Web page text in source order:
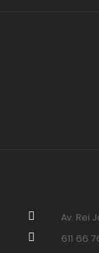
 Av. Rei
 611 66